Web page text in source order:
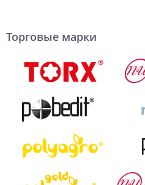
Торговые марки